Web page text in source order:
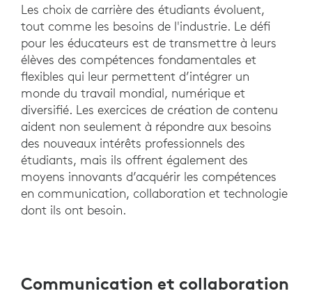
Les choix de carrière des étudiants évoluent,
tout comme les besoins de l'industrie. Le défi
pour les éducateurs est de transmettre à leurs
élèves des compétences fondamentales et
flexibles qui leur permettent d’intégrer un
monde du travail mondial, numérique et
diversifié. Les exercices de création de contenu
aident non seulement à répondre aux besoins
des nouveaux intérêts professionnels des
étudiants, mais ils offrent également des
moyens innovants d’acquérir les compétences
en communication, collaboration et technologie
dont ils ont besoin.
Communication et collaboration